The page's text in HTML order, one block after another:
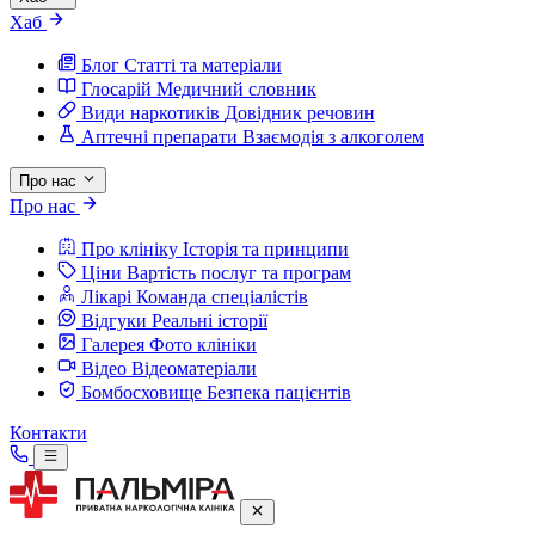
Хаб
Блог Статті та матеріали
Глосарій Медичний словник
Види наркотиків Довідник речовин
Аптечні препарати Взаємодія з алкоголем
Про нас
Про нас
Про клініку Історія та принципи
Ціни Вартість послуг та програм
Лікарі Команда спеціалістів
Відгуки Реальні історії
Галерея Фото клініки
Відео Відеоматеріали
Бомбосховище Безпека пацієнтів
Контакти